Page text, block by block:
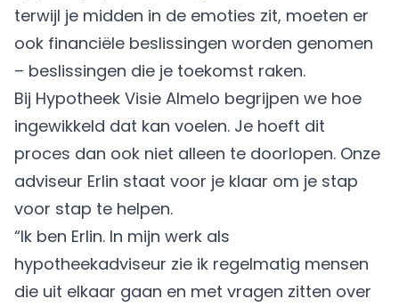
terwijl je midden in de emoties zit, moeten er
ook financiële beslissingen worden genomen
– beslissingen die je toekomst raken.
Bij Hypotheek Visie Almelo begrijpen we hoe
ingewikkeld dat kan voelen. Je hoeft dit
proces dan ook niet alleen te doorlopen. Onze
adviseur Erlin staat voor je klaar om je stap
voor stap te helpen.
“Ik ben Erlin. In mijn werk als
hypotheekadviseur zie ik regelmatig mensen
die uit elkaar gaan en met vragen zitten over